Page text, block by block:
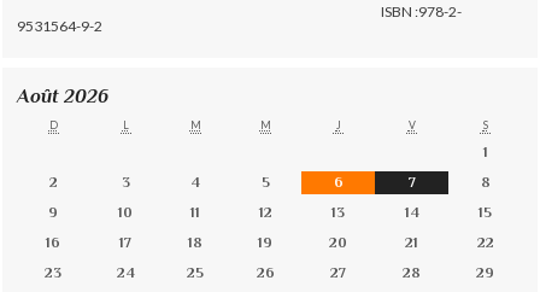
ISBN :978-2-
9531564-9-2
Août 2026
D L M M J V S
1
2
3 4 5 6 7
8
9
10 11 12 13 14
15
16
17 18 19 20 21
22
23
24 25 26 27 28
29